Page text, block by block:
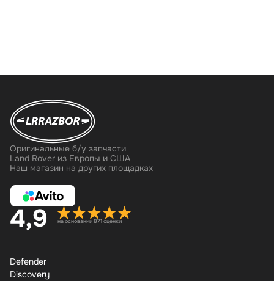
Оригинальные б/у запчасти
Land Rover из Европы и США
Наш магазин на других площадках
4,9 на основании 871 оценки
Defender
Discovery